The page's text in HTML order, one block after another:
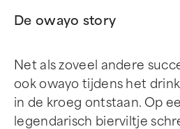
De owayo story
Net als zoveel andere
ook owayo tijdens het
in de kroeg ontstaan. Op
legendarisch bierviltje